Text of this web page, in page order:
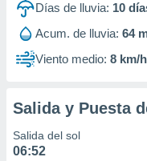
Días de lluvia: 10
Acum. de lluvia: 64
Viento medio: 8 km/h
Salida y Puesta
Salida del sol
06:52